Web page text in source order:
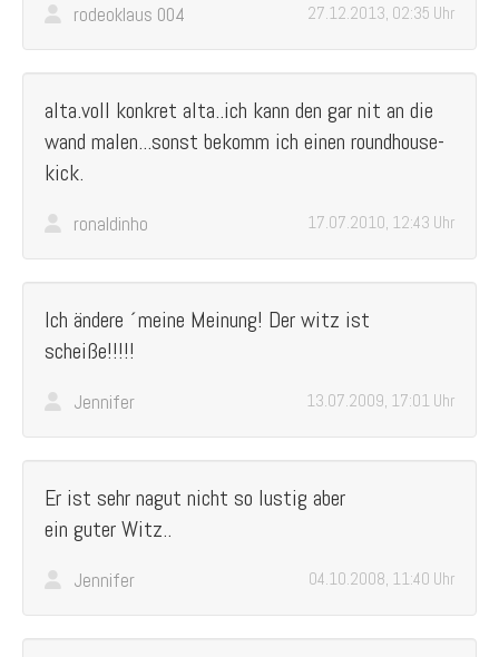
rodeoklaus 004 27.12.2013, 02:35 Uhr
alta.voll konkret alta..ich kann den gar nit an die
wand malen...sonst bekomm ich einen roundhouse-
kick.
ronaldinho 17.07.2010, 12:43 Uhr
Ich ändere ´meine Meinung! Der witz ist
scheiße!!!!!
Jennifer 13.07.2009, 17:01 Uhr
Er ist sehr nagut nicht so lustig aber
ein guter Witz..
Jennifer 04.10.2008, 11:40 Uhr